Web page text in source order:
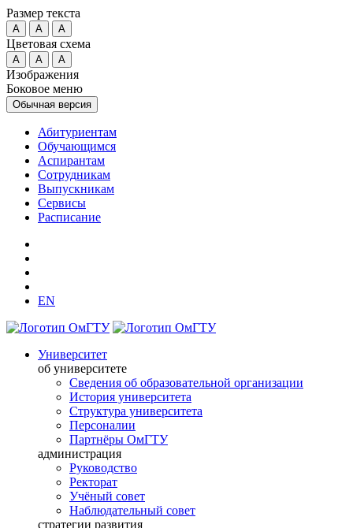
Размер текста
A A A
Цветовая схема
A A A
Изображения
Боковое меню
Обычная версия
Абитуриентам
Обучающимся
Аспирантам
Сотрудникам
Выпускникам
Сервисы
Расписание
EN
Университет
об университете
Сведения об образовательной организации
История университета
Структура университета
Персоналии
Партнёры ОмГТУ
администрация
Руководство
Ректорат
Учёный совет
Наблюдательный совет
стратегии развития